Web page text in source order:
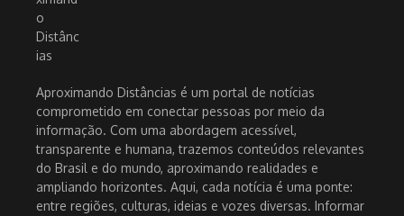
Aproximando Distâncias é um portal de notícias
comprometido em conectar pessoas por meio da
informação. Com uma abordagem acessível,
transparente e humana, trazemos conteúdos relevantes
do Brasil e do mundo, aproximando realidades e
ampliando horizontes. Aqui, cada notícia é uma ponte:
entre regiões, culturas, ideias e vozes diversas. Informar